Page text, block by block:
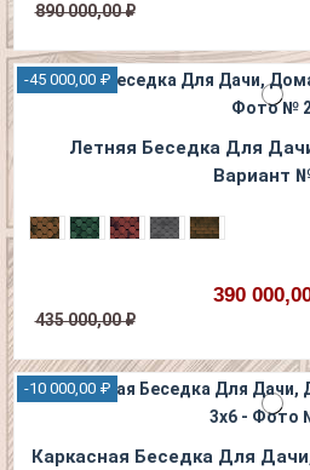
890 000,00 ₽
-45 000,00 ₽
Летняя Беседка Для
Вариант
390
435 000,00 ₽
-10 000,00 ₽
Каркасная Беседка Для